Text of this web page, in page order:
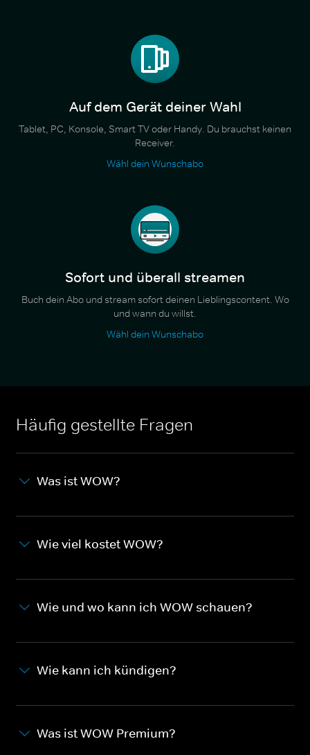
Auf dem Gerät deiner Wahl
Tablet, PC, Konsole, Smart TV oder Handy. Du brauchst keinen
Receiver.
Wähl dein Wunschabo
Sofort und überall streamen
Buch dein Abo und stream sofort deinen Lieblingscontent. Wo
und wann du willst.
Wähl dein Wunschabo
Häufig gestellte Fragen
Was ist WOW?
Wie viel kostet WOW?
Wie und wo kann ich WOW schauen?
Wie kann ich kündigen?
Was ist WOW Premium?